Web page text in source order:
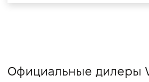
Официальные дилеры